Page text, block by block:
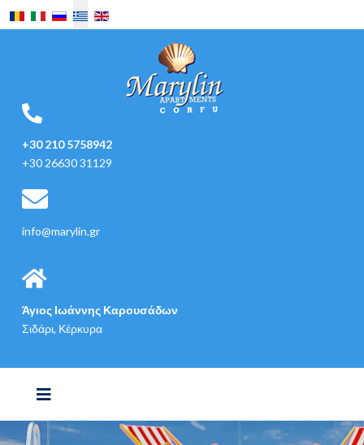
Επιλέξτε τη γλώσσα σας
+30 210 5758942
+30 26630 31129
info@marylin.gr
Άγιος Ιωάννης Καρουσάδων
Σιδάρι, Κέρκυρα